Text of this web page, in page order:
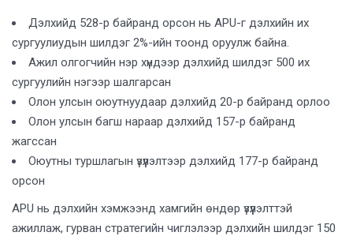
Дэлхийд 528-р байранд орсон нь APU-г дэлхийн их
сургуулиудын шилдэг 2%-ийн тоонд оруулж байна.
Ажил олгогчийн нэр хүндээр дэлхийд шилдэг 500 их
сургуулийн нэгээр шалгарсан
Олон улсын оюутнуудаар дэлхийд 20-р байранд орлоо
Олон улсын багш нараар дэлхийд 157-р байранд
жагссан
Оюутны туршлагын үзүүлэлтээр дэлхийд 177-р байранд
орсон
APU нь дэлхийн хэмжээнд хамгийн өндөр үзүүлэлттэй
ажиллаж, гурван стратегийн чиглэлээр дэлхийн шилдэг 150